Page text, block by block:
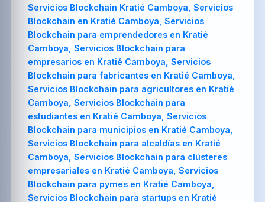
Servicios Blockchain Kratié Camboya, Servicios
Blockchain en Kratié Camboya, Servicios
Blockchain para emprendedores en Kratié
Camboya, Servicios Blockchain para
empresarios en Kratié Camboya, Servicios
Blockchain para fabricantes en Kratié Camboya,
Servicios Blockchain para agricultores en Kratié
Camboya, Servicios Blockchain para
estudiantes en Kratié Camboya, Servicios
Blockchain para municipios en Kratié Camboya,
Servicios Blockchain para alcaldías en Kratié
Camboya, Servicios Blockchain para clústeres
empresariales en Kratié Camboya, Servicios
Blockchain para pymes en Kratié Camboya,
Servicios Blockchain para startups en Kratié